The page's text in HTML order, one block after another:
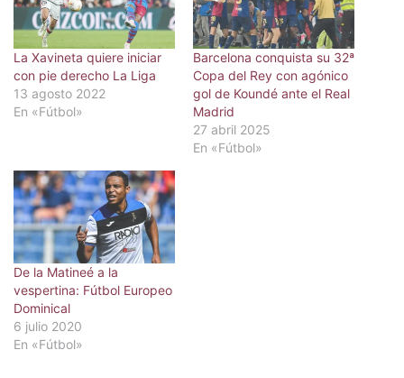
La Xavineta quiere iniciar
con pie derecho La Liga
13 agosto 2022
En «Fútbol»
Barcelona conquista su 32ª
Copa del Rey con agónico
gol de Koundé ante el Real
Madrid
27 abril 2025
En «Fútbol»
De la Matineé a la
vespertina: Fútbol Europeo
Dominical
6 julio 2020
En «Fútbol»